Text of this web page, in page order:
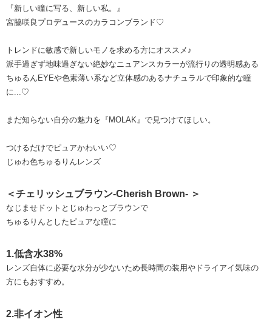
『新しい瞳に写る、新しい私。』
宮脇咲良プロデュースのカラコンブランド♡
トレンドに敏感で新しいモノを求める方にオススメ♪
派手過ぎず地味過ぎない絶妙なニュアンスカラーが流行りの透明感ある
ちゅるんEYEや色素薄い系など立体感のあるナチュラルで印象的な瞳
に...♡
まだ知らない自分の魅力を『MOLAK』で見つけてほしい。
つけるだけでピュアかわいい♡
じゅわ色ちゅるりんレンズ
＜チェリッシュブラウン-Cherish Brown- ＞
なじませドットとじゅわっとブラウンで
ちゅるりんとしたピュアな瞳に
1.低含水38%
レンズ自体に必要な水分が少ないため長時間の装用やドライアイ気味の
方にもおすすめ。
2.非イオン性